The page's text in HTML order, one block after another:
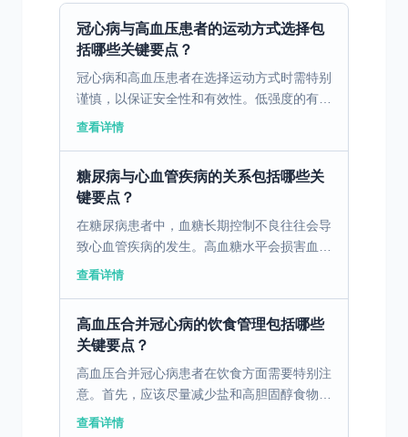
冠心病与高血压患者的运动方式选择包
括哪些关键要点？
冠心病和高血压患者在选择运动方式时需特别
谨慎，以保证安全性和有效性。低强度的有氧
运动如步行、慢跑和骑自行车，是非常适合的
查看详情
糖尿病与心血管疾病的关系包括哪些关
键要点？
在糖尿病患者中，血糖长期控制不良往往会导
致心血管疾病的发生。高血糖水平会损害血管
内壁，使动脉壁变厚、变窄，增加冠心病和心
查看详情
高血压合并冠心病的饮食管理包括哪些
关键要点？
高血压合并冠心病患者在饮食方面需要特别注
意。首先，应该尽量减少盐和高胆固醇食物的
摄入，因为这些可能会加重病情。其次，饮食
查看详情